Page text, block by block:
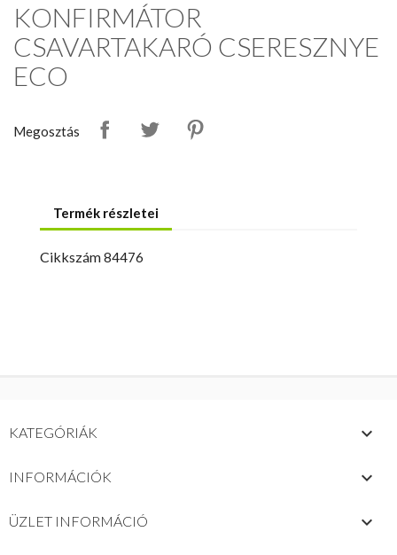
KONFIRMÁTOR
CSAVARTAKARÓ CSERESZNYE
ECO
Megosztás
Termék részletei
Cikkszám84476
KATEGÓRIÁK 
INFORMÁCIÓK 
ÜZLET INFORMÁCIÓ keyboard_arrow_down